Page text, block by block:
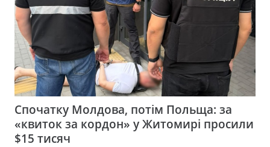
Спочатку Молдова, потім Польща: за
«квиток за кордон» у Житомирі просили
$15 тисяч